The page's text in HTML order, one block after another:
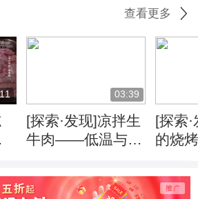
查看更多
03:39
[探索·发现]凉拌生
牛肉——低温与秘
[探索
的烧